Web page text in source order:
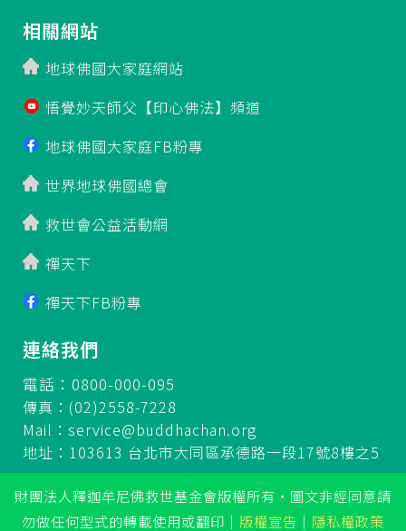
相關網站
地球佛國大家庭網站
悟覺妙天師父【印心佛法】頻道
地球佛國大家庭FB粉專
世界地球佛國總會
救世會公益活動網
禪天下
禪天下FB粉專
連絡我們
電話：0800-000-095
傳真：(02)2558-7228
Mail： service@buddhachan.org
地址：103613 台北市大同區承德路一段17號8樓之5
財團法人釋迦牟尼佛救世基金會版權所有‧圖文非經同意請
勿做任何型式的轉載使用或翻印 ｜ 版權宣告 ｜ 隱私權政策